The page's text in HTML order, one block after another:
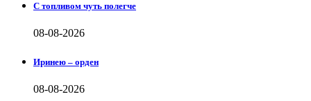
С топливом чуть полегче
08-08-2026
Иринею – орден
08-08-2026